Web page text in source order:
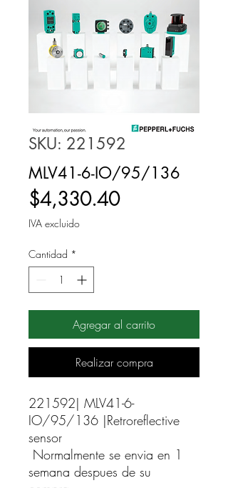
SKU: 221592
MLV41-6-IO/95/136
$4,330.40Precio
IVA excluido
Cantidad *
Agregar al carrito
Realizar compra
221592| MLV41-6-
IO/95/136 |Retroreflective
sensor
Normalmente se envia en 1
semana despues de su